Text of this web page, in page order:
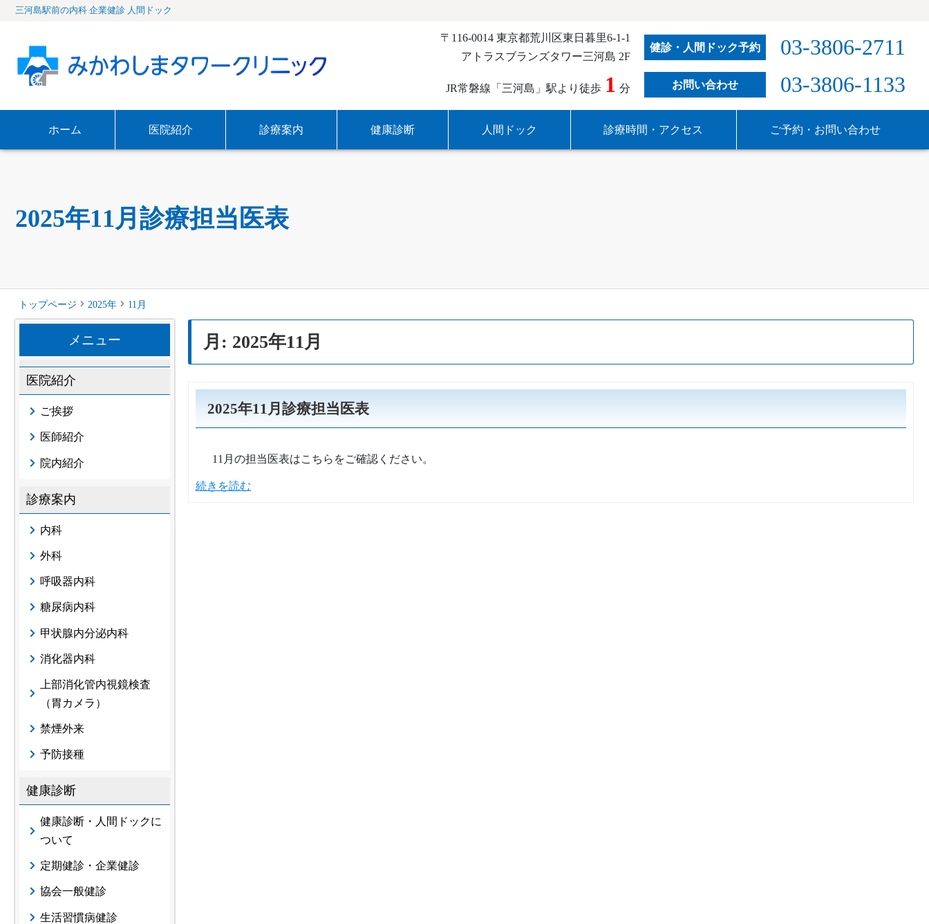
三河島駅前の内科 企業健診 人間ドック
〒116-0014 東京都荒川区東日暮里6-1-1
アトラスブランズタワー三河島 2F
JR常磐線「三河島」駅より徒歩 1 分
健診・人間ドック予約 03-3806-2711
お問い合わせ 03-3806-1133
ホーム 医院紹介 診療案内 健康診断 人間ドック 診療時間・アクセス ご予約・お問い合わせ
2025年11月診療担当医表
トップページ 2025年 11 月
メニュー
医院紹介
ご挨拶
医師紹介
院内紹介
診療案内
内科
外科
呼吸器内科
糖尿病内科
甲状腺内分泌内科
消化器内科
上部消化管内視鏡検査
（胃カメラ）
禁煙外来
予防接種
健康診断
健康診断・人間ドックに
ついて
定期健診・企業健診
協会一般健診
生活習慣病健診
月: 2025年11月
2025年11月診療担当医表
11月の担当医表はこちらをご確認ください。
続きを読む